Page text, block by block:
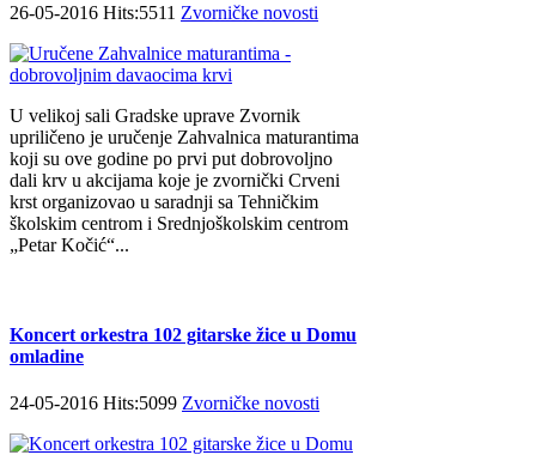
26-05-2016 Hits:5511 Zvorničke novosti
U velikoj sali Gradske uprave Zvornik
upriličeno je uručenje Zahvalnica maturantima
koji su ove godine po prvi put dobrovoljno
dali krv u akcijama koje je zvornički Crveni
krst organizovao u saradnji sa Tehničkim
školskim centrom i Srednjoškolskim centrom
„Petar Kočić“...
Koncert orkestra 102 gitarske žice u Domu
omladine
24-05-2016 Hits:5099 Zvorničke novosti